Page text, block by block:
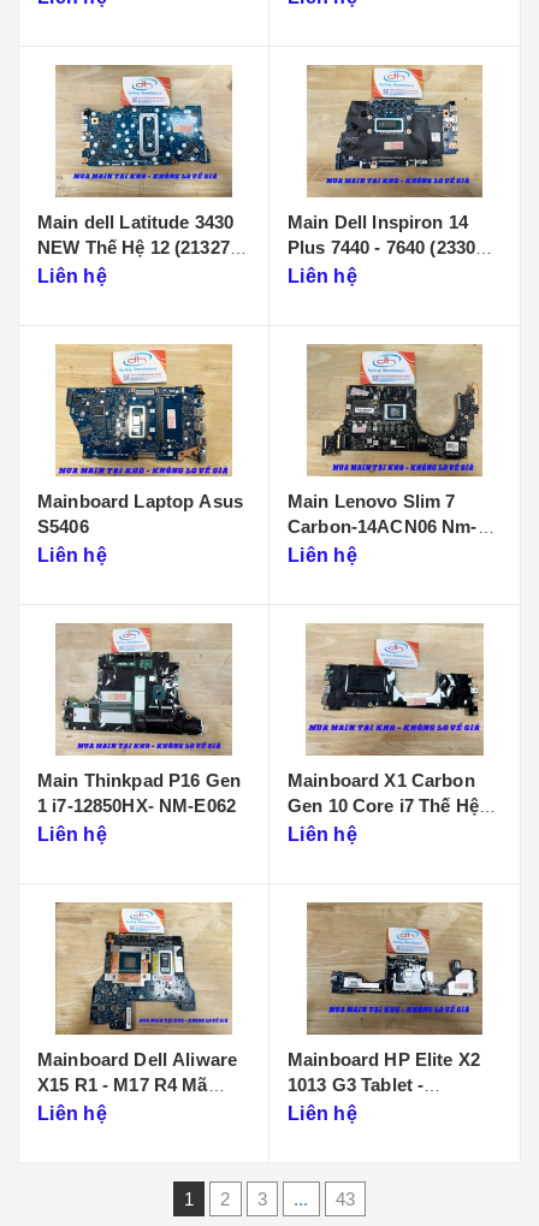
Main dell Latitude 3430
NEW Thế Hệ 12 (213274-
1)
Liên hệ
Main Dell Inspiron 14
Plus 7440 - 7640 (233086-
1)
Liên hệ
Mainboard Laptop Asus
S5406
Liên hệ
Main Lenovo Slim 7
Carbon-14ACN06 Nm-
D901
Liên hệ
Main Thinkpad P16 Gen
1 i7-12850HX- NM-E062
Liên hệ
Mainboard X1 Carbon
Gen 10 Core i7 Thế Hệ
12 - NM-D961
Liên hệ
Mainboard Dell Aliware
X15 R1 - M17 R4 Mã
Main LA-K471P
Liên hệ
Mainboard HP Elite X2
1013 G3 Tablet -
DA0D99MBAI0
Liên hệ
1 2 3 ... 43